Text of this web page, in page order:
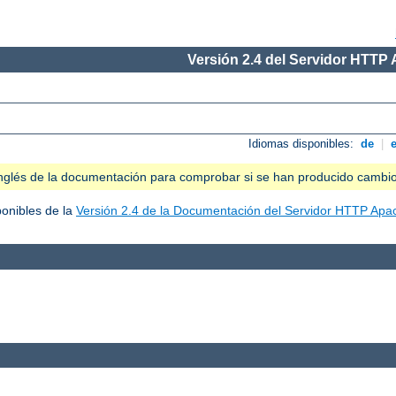
Versión 2.4 del Servidor HTTP
Idiomas disponibles: de
de la documentación para comprobar si se han producido
de la Versión 2.4 de la Documentación del Servidor HTTP